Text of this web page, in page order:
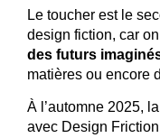
Le toucher est le
design fiction, car
des futurs
matières ou encore
À l’automne 2025,
avec Design